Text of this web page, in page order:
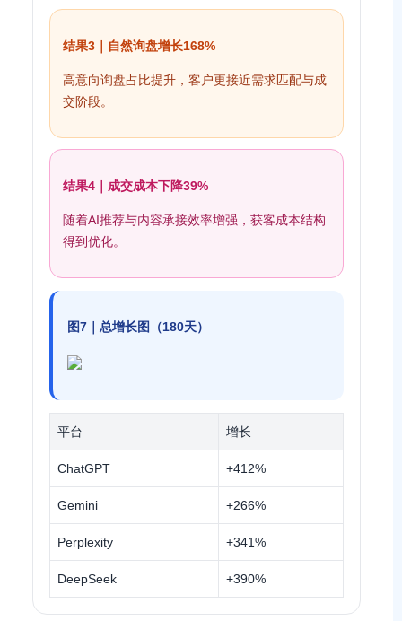
结果3｜自然询盘增长168%
高意向询盘占比提升，客户更接近需求匹配与成
交阶段。
结果4｜成交成本下降39%
随着AI推荐与内容承接效率增强，获客成本结构
得到优化。
图7｜总增长图（180天）
平台 增长
ChatGPT +412%
Gemini +266%
Perplexity +341%
DeepSeek +390%